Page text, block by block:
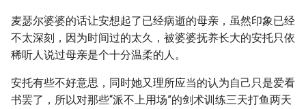
麦瑟尔婆婆的话让安想起了已经病逝的母亲，虽然印象已经
不太深刻，因为时间过的太久，被婆婆抚养长大的安托只依
稀听人说过母亲是个十分温柔的人。
安托有些不好意思，同时她又理所应当的认为自己只是爱看
书罢了，所以对那些“派不上用场”的剑术训练三天打鱼两天